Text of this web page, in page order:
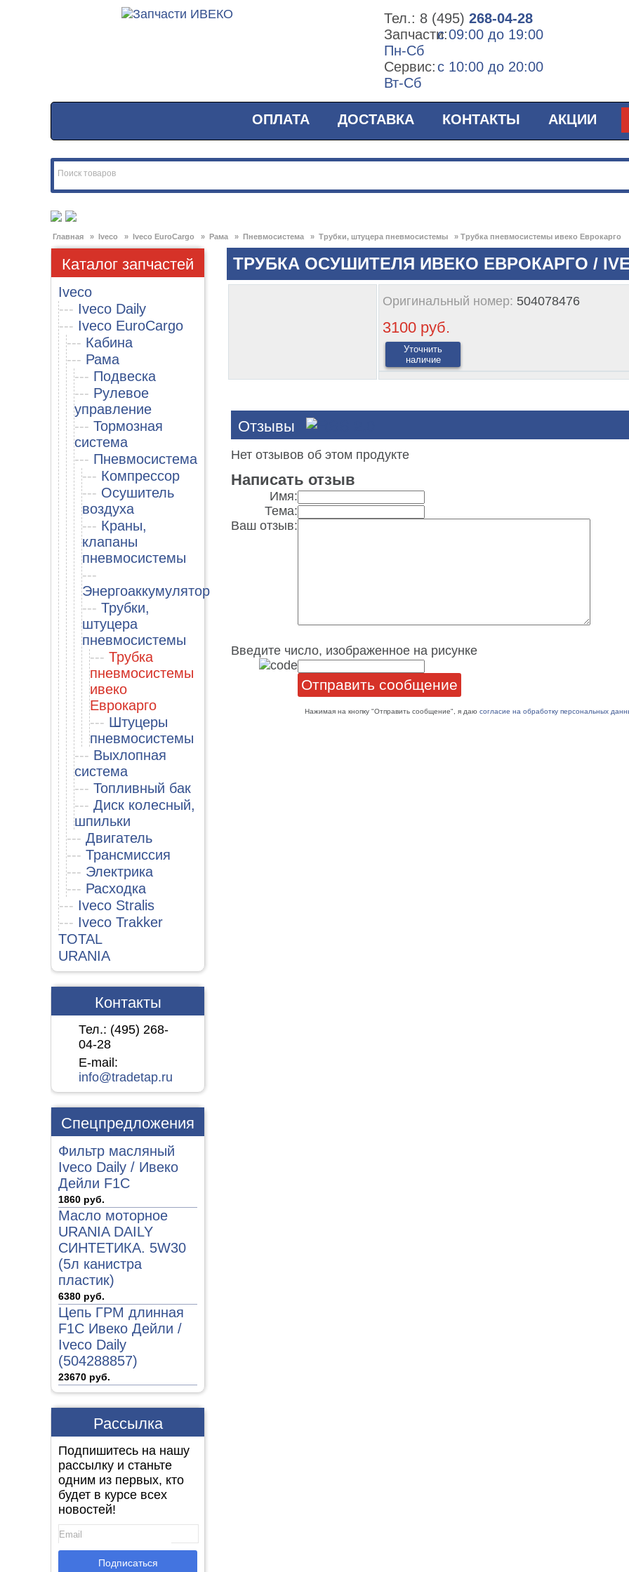
Тел.: 8 (495) 268-04-28
Запчасти:с 09:00 до 19:00
Пн-Сб
Сервис:с 10:00 до 20:00
Вт-Сб
ОПЛАТА ДОСТАВКА КОНТАКТЫ АКЦИИ
Главная » Iveco » Iveco EuroCargo » Рама » Пневмосистема » Трубки, штуцера пневмосистемы » Трубка пневмосистемы ивеко Еврокарго
Каталог запчастей
Iveco
--- Iveco Daily
--- Iveco EuroCargo
--- Кабина
--- Рама
--- Подвеска
--- Рулевое
управление
--- Тормозная
система
--- Пневмосистема
--- Компрессор
--- Осушитель
воздуха
--- Краны,
клапаны
пневмосистемы
---
Энергоаккумулятор
--- Трубки,
штуцера
пневмосистемы
--- Трубка
пневмосистемы
ивеко
Еврокарго
--- Штуцеры
пневмосистемы
--- Выхлопная
система
--- Топливный бак
--- Диск колесный,
шпильки
--- Двигатель
--- Трансмиссия
--- Электрика
--- Расходка
--- Iveco Stralis
--- Iveco Trakker
TOTAL
URANIA
Контакты
Тел.: (495) 268-
04-28
E-mail:
info@tradetap.ru
Спецпредложения
Фильтр масляный
Iveco Daily / Ивеко
Дейли F1C
1860 руб.
Масло моторное
URANIA DAILY
СИНТЕТИКА. 5W30
(5л канистра
пластик)
6380 руб.
Цепь ГРМ длинная
F1C Ивеко Дейли /
Iveco Daily
(504288857)
23670 руб.
Рассылка
Подпишитесь на нашу
рассылку и станьте
одним из первых, кто
будет в курсе всех
новостей!
ТРУБКА ОСУШИТЕЛЯ ИВЕКО ЕВРОКАРГО /
Оригинальный номер: 504078476
3100 руб.
Уточнить
наличие
Отзывы
Нет отзывов об этом продукте
Написать отзыв
Имя:
Тема:
Ваш отзыв:
Введите число, изображенное на рисунке
Нажимая на кнопку "Отправить сообщение", я даю согласие на обработку персональных